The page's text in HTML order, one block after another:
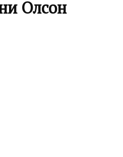
Олсон